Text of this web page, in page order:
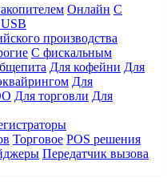
Онлайн С
производства
С фискальным
Для кофейни Для
Для
Для торговли Для
Торговое POS решения
Передатчик вызова